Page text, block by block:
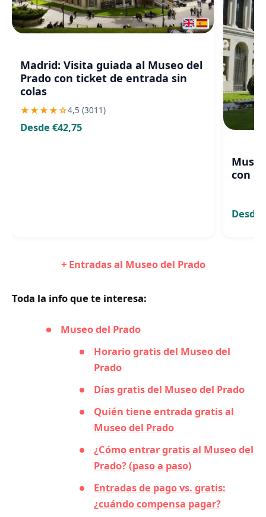
Madrid: Visita guiada al Museo del
Prado con ticket de entrada sin
colas
★★★★☆4,5 (3011)
Desde €42,75
con
Desde
+ Entradas al Museo del Prado
Toda la info que te interesa:
Museo del Prado
Horario gratis del Museo del
Prado
Días gratis del Museo del Prado
Quién tiene entrada gratis al
Museo del Prado
¿Cómo entrar gratis al Museo del
Prado? (paso a paso)
Entradas de pago vs. gratis:
¿cuándo compensa pagar?